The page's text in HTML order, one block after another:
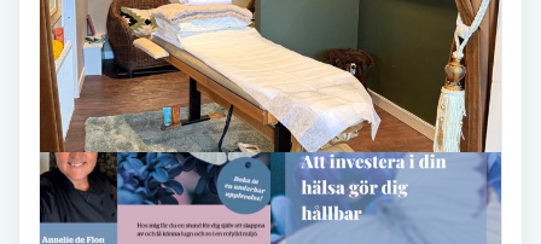
Gruppträning
Gua Sha-massage
Hatha Yoga